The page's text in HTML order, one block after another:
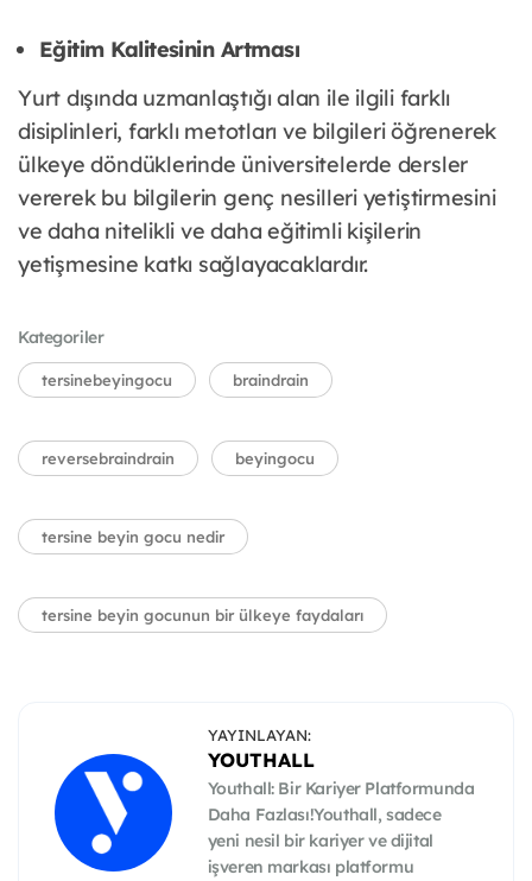
Eğitim Kalitesinin Artması
Yurt dışında uzmanlaştığı alan ile ilgili farklı
disiplinleri, farklı metotları ve bilgileri öğrenerek
ülkeye döndüklerinde üniversitelerde dersler
vererek bu bilgilerin genç nesilleri yetiştirmesini
ve daha nitelikli ve daha eğitimli kişilerin
yetişmesine katkı sağlayacaklardır.
Kategoriler
tersinebeyingocu braindrain
reversebraindrain beyingocu
tersine beyin gocu nedir
tersine beyin gocunun bir ülkeye faydaları
YAYINLAYAN:
YOUTHALL
Youthall: Bir Kariyer Platformunda
Daha Fazlası!Youthall, sadece
yeni nesil bir kariyer ve dijital
işveren markası platformu